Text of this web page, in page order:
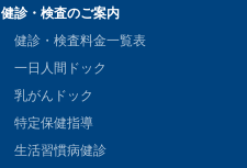
健診・検査のご案内
健診・検査料金一覧表
一日人間ドック
乳がんドック
特定保健指導
生活習慣病健診